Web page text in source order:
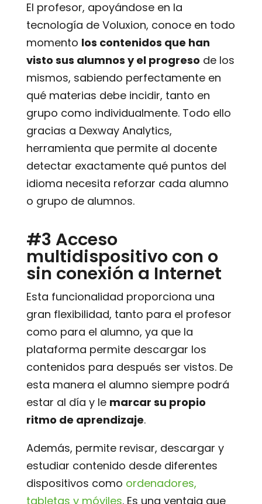
El profesor, apoyándose en la
tecnología de Voluxion, conoce en todo
momento los contenidos que han
visto sus alumnos y el progreso de los
mismos, sabiendo perfectamente en
qué materias debe incidir, tanto en
grupo como individualmente. Todo ello
gracias a Dexway Analytics,
herramienta que permite al docente
detectar exactamente qué puntos del
idioma necesita reforzar cada alumno
o grupo de alumnos.
#3 Acceso
multidispositivo con o
sin conexión a Internet
Esta funcionalidad proporciona una
gran flexibilidad, tanto para el profesor
como para el alumno, ya que la
plataforma permite descargar los
contenidos para después ser vistos. De
esta manera el alumno siempre podrá
estar al día y le marcar su propio
ritmo de aprendizaje.
Además, permite revisar, descargar y
estudiar contenido desde diferentes
dispositivos como ordenadores,
tabletas y móviles. Es una ventaja que